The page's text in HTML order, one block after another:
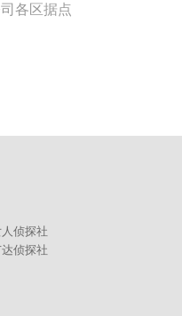
各区据点
人侦探社
达侦探社